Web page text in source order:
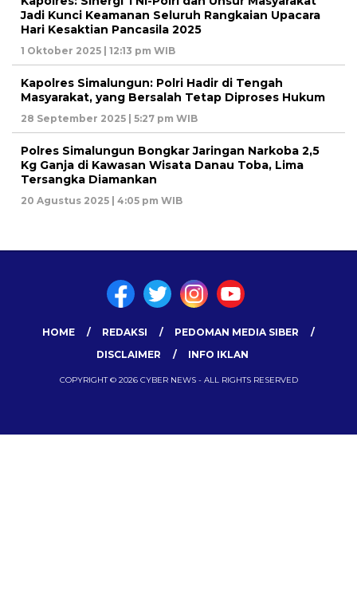
Jadi Kunci Keamanan Seluruh Rangkaian Upacara
Hari Kesaktian Pancasila 2025
1 Oktober 2025 | 12:13 pm WIB
Kapolres Simalungun: Polri Hadir di Tengah
Masyarakat, yang Bersalah Tetap Diproses Hukum
28 September 2025 | 5:27 pm WIB
Polres Simalungun Bongkar Jaringan Narkoba 2,5
Kg Ganja di Kawasan Wisata Danau Toba, Lima
Tersangka Diamankan
20 Agustus 2025 | 4:05 pm WIB
HOME REDAKSI
PEDOMAN MEDIA SIBER
DISCLAIMER
INFO IKLAN
COPYRIGHT © 2026 CYBER NEWS - ALL RIGHTS RESERVED